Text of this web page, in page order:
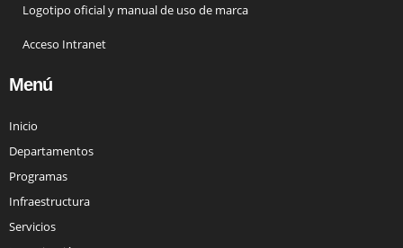
Logotipo oficial y manual de uso de marca
Acceso Intranet
Menú
Inicio
Departamentos
Programas
Infraestructura
Servicios